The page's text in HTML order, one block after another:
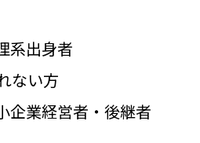
系出身者
ない方
企業経営者・後継者